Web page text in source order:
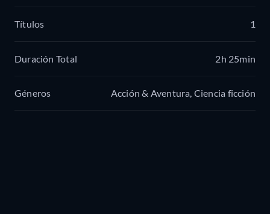
Títulos 1
Duración Total 2h 25min
Géneros Acción & Aventura, Ciencia ficción